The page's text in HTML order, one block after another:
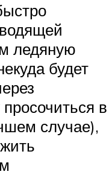
ледяную
будет
в
случае),